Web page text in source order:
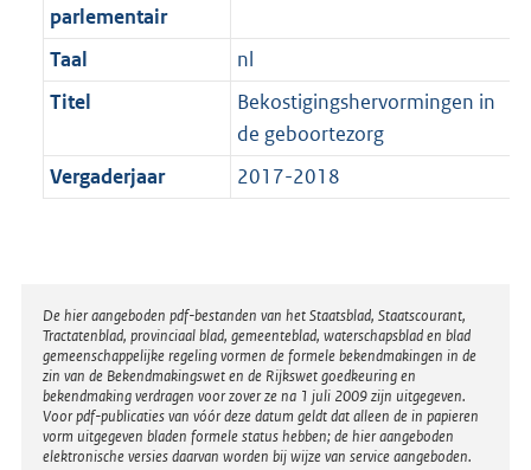
parlementair
Taal
nl
Titel
Bekostigingshervormingen in
de geboortezorg
Vergaderjaar
2017-2018
Disclaimer
De hier aangeboden pdf-bestanden van het Staatsblad, Staatscourant,
Tractatenblad, provinciaal blad, gemeenteblad, waterschapsblad en blad
gemeenschappelijke regeling vormen de formele bekendmakingen in de
zin van de Bekendmakingswet en de Rijkswet goedkeuring en
bekendmaking verdragen voor zover ze na 1 juli 2009 zijn uitgegeven.
Voor pdf-publicaties van vóór deze datum geldt dat alleen de in papieren
vorm uitgegeven bladen formele status hebben; de hier aangeboden
elektronische versies daarvan worden bij wijze van service aangeboden.